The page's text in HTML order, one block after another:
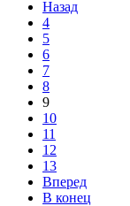
Назад
4
5
6
7
8
9
10
11
12
13
Вперед
В конец